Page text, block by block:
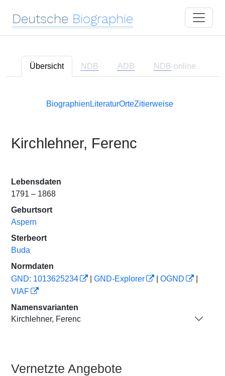
Deutsche Biographie
Übersicht NDB ADB NDB-online
Biographien LiteraturOrteZitierweise
Kirchlehner, Ferenc
Lebensdaten
1791 – 1868
Geburtsort
Aspern
Sterbeort
Buda
Normdaten
GND: 1013625234
GND-Explorer OGND
VIAF
Namensvarianten
Kirchlehner, Ferenc
Vernetzte Angebote